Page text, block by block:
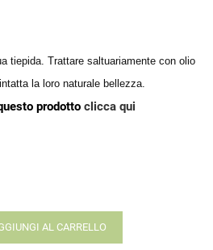
tiepida. Trattare saltuariamente con olio
la loro naturale bellezza.
prodotto clicca qui
AL CARRELLO